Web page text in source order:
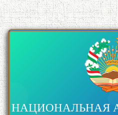
НАЦИОНАЛЬНАЯ